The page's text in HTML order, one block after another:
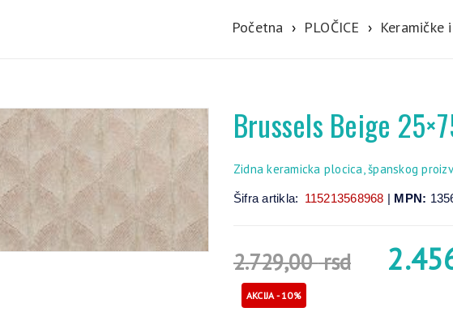
Početna › PLOČICE › Keramičke
Brussels Beige
Zidna keramicka plocica, španskog
Šifra artikla: 115213568968 | MPN:
2.729,00rsd
AKCIJA - 10%